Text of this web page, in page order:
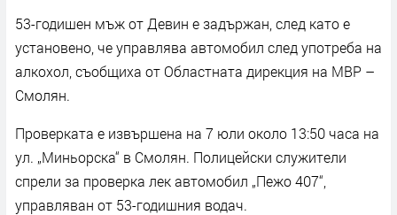
53-годишен мъж от Девин е задържан, след като е
установено, че управлява автомобил след употреба на
алкохол, съобщиха от Областната дирекция на МВР –
Смолян.
Проверката е извършена на 7 юли около 13:50 часа на
ул. „Миньорска“ в Смолян. Полицейски служители
спрели за проверка лек автомобил „Пежо 407“,
управляван от 53-годишния водач.